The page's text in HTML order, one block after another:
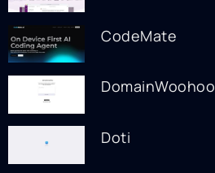
CodeMate
DomainWoohoo
Doti